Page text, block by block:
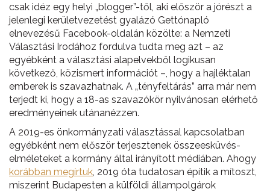
csak idéz egy helyi „blogger”-től, aki először a jórészt a
jelenlegi kerületvezetést gyalázó Gettónapló
elnevezésű Facebook-oldalán közölte: a Nemzeti
Választási Irodához fordulva tudta meg azt – az
egyébként a választási alapelvekből logikusan
következő, közismert információt –, hogy a hajléktalan
emberek is szavazhatnak. A „tényfeltárás” arra már nem
terjedt ki, hogy a 18-as szavazókör nyilvánosan elérhető
eredményeinek utánanézzen.
A 2019-es önkormányzati választással kapcsolatban
egyébként nem először terjesztenek összeesküvés-
elméleteket a kormány által irányított médiában. Ahogy
korábban megírtuk, 2019 óta tudatosan építik a mítoszt,
miszerint Budapesten a külföldi állampolgárok